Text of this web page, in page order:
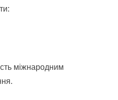
міжнародним